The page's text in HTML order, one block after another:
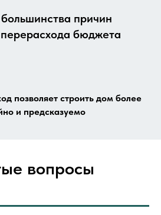
причин
перерасхода бюджета
позволяет строить дом более
и предсказуемо
вопросы